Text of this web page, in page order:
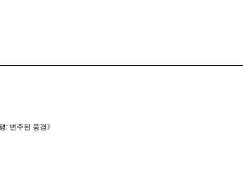
: 변주된 풍경》